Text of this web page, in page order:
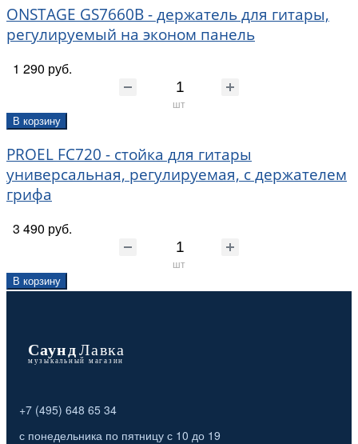
ONSTAGE GS7660B - держатель для гитары,
регулируемый на эконом панель
1 290 руб.
шт
В корзину
PROEL FC720 - стойка для гитары
универсальная, регулируемая, с держателем
грифа
3 490 руб.
шт
В корзину
+7 (495) 648 65 34
с понедельника по пятницу с 10 до 19